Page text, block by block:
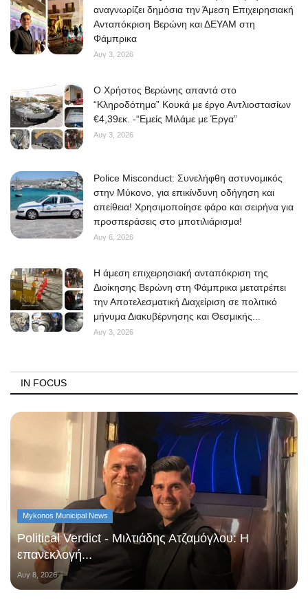
αναγνωρίζει δημόσια την Άμεση Επιχειρησιακή
Ανταπόκριση Βερώνη και ΔΕΥΑΜ στη
Φάμπρικα
Αυγ 3, 2026
O Χρήστος Βερώνης απαντά στο
“Κληροδότημα” Κουκά με έργο Αντλιοστασίων
€4,39εκ. -“Εμείς Μιλάμε με Έργα”
Αυγ 3, 2026
Police Misconduct: Συνελήφθη αστυνομικός
στην Μύκονο, για επικίνδυνη οδήγηση και
απείθεια! Χρησιμοποίησε φάρο και σειρήνα για
προσπεράσεις στο μποτιλιάρισμα!
Αυγ 6, 2026
Η άμεση επιχειρησιακή ανταπόκριση της
Διοίκησης Βερώνη στη Φάμπρικα μετατρέπει
την Αποτελεσματική Διαχείριση σε πολιτικό
μήνυμα Διακυβέρνησης και Θεσμικής...
Αυγ 3, 2026
IN FOCUS
Mykonos Municipal News
Political Verdict - Μιλτιάδης Ατζαμόγλου: Η
επανεκλογή...
Αυγ 8, 2026